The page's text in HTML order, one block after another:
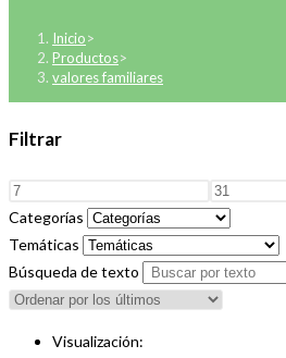
Inicio>
Productos>
valores familiares
Filtrar
Categorías
Temáticas
Búsqueda de texto
Visualización: